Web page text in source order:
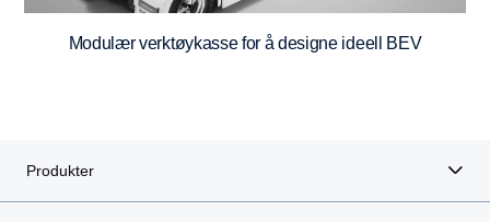
Modulær verktøykasse for å designe ideell BEV
Produkter